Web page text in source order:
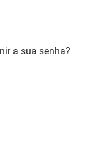
a sua senha?